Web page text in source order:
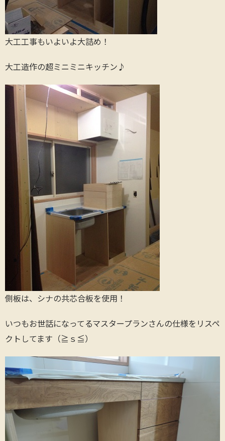
大工工事もいよいよ大詰め！
大工造作の超ミニミニキッチン♪
側板は、シナの共芯合板を使用！
いつもお世話になってるマスタープランさんの仕様をリスペ
クトしてます（≧ｓ≦）